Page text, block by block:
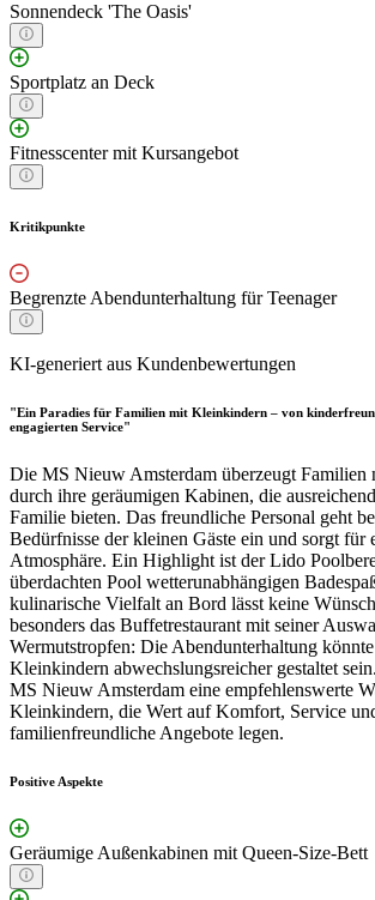
Sonnendeck 'The Oasis'
Sportplatz an Deck
Fitnesscenter mit Kursangebot
Kritikpunkte
Begrenzte Abendunterhaltung für Teenager
KI-generiert aus Kundenbewertungen
"Ein Paradies für Familien mit Kleinkindern – von
engagierten Service"
Die MS Nieuw Amsterdam überzeugt
durch ihre geräumigen Kabinen, die
Familie bieten. Das freundliche Personal geht
Bedürfnisse der kleinen Gäste ein und sorgt für
Atmosphäre. Ein Highlight ist der Lido
überdachten Pool wetterunabhängigen
kulinarische Vielfalt an Bord lässt keine
besonders das Buffetrestaurant mit seiner
Wermutstropfen: Die Abendunterhaltung
Kleinkindern abwechslungsreicher gestaltet
MS Nieuw Amsterdam eine empfehlenswerte
Kleinkindern, die Wert auf Komfort, Service
familienfreundliche Angebote legen.
Positive Aspekte
Geräumige Außenkabinen mit Queen-Size-Bett